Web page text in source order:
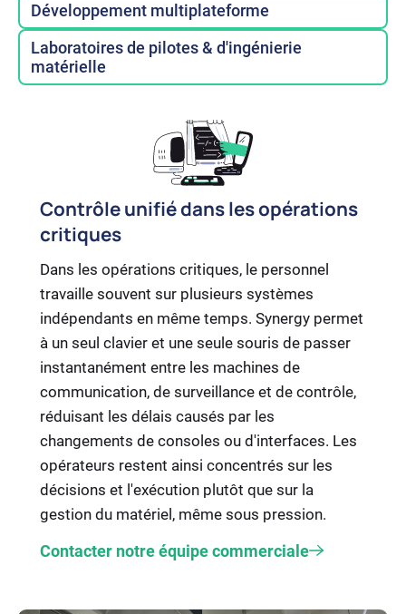
Développement multiplateforme
Laboratoires de pilotes & d'ingénierie
matérielle
Contrôle unifié dans les opérations
critiques
Dans les opérations critiques, le personnel
travaille souvent sur plusieurs systèmes
indépendants en même temps. Synergy permet
à un seul clavier et une seule souris de passer
instantanément entre les machines de
communication, de surveillance et de contrôle,
réduisant les délais causés par les
changements de consoles ou d'interfaces. Les
opérateurs restent ainsi concentrés sur les
décisions et l'exécution plutôt que sur la
gestion du matériel, même sous pression.
Contacter notre équipe commerciale